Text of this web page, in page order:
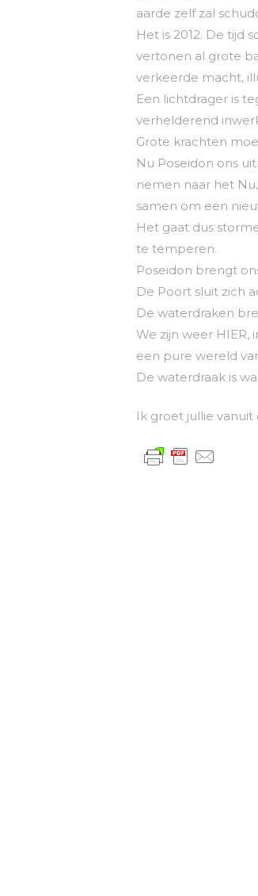
aarde zelf zal
Het is 2012. De tijd
vertonen al grote
verkeerde macht,
Een lichtdrager is
verhelderend
Grote krachten
Nu Poseidon ons
nemen naar het
samen om een
Het gaat dus
te temperen.
Poseidon brengt
De Poort sluit zich
De waterdraken
We zijn weer HIER,
een pure wereld
De waterdraak is
Ik groet jullie